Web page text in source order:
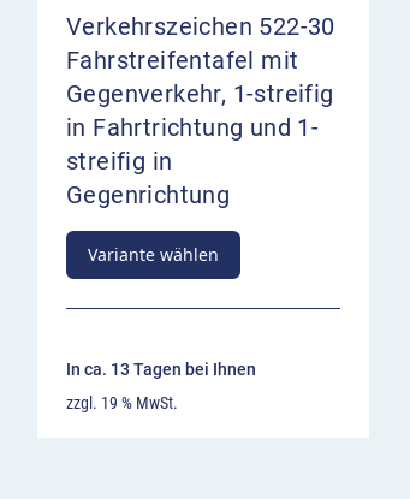
Verkehrszeichen 522-30
Fahrstreifentafel mit
Gegenverkehr, 1-streifig
in Fahrtrichtung und 1-
streifig in
Gegenrichtung
Variante wählen
In ca. 13 Tagen bei Ihnen
zzgl. 19 % MwSt.